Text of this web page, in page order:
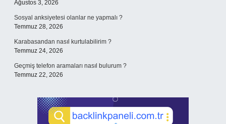
Ağustos 3, 2026
Sosyal anksiyetesi olanlar ne yapmalı ?
Temmuz 28, 2026
Karabasandan nasıl kurtulabilirim ?
Temmuz 24, 2026
Geçmiş telefon aramaları nasıl bulurum ?
Temmuz 22, 2026